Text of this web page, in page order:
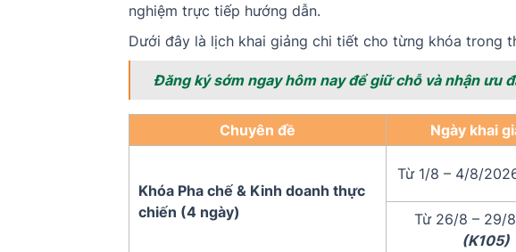
nghiệm trực tiếp hướng dẫn.
Dưới đây là lịch khai giảng chi tiết cho từng khóa trong
Đăng ký sớm ngay hôm nay để giữ chỗ và nhận ưu
Chuyên đề Ngày khai
Khóa Pha chế & Kinh doanh thực
chiến (4 ngày)
Từ 1/8 – 4/8/
Từ 26/8 – 29/
(K105)